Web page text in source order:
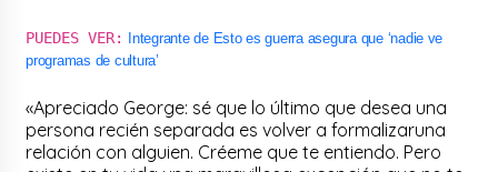
PUEDES VER: Integrante de Esto es guerra asegura que ‘nadie ve
programas de cultura’
«Apreciado George: sé que lo último que desea una
persona recién separada es volver a formalizaruna
relación con alguien. Créeme que te entiendo. Pero